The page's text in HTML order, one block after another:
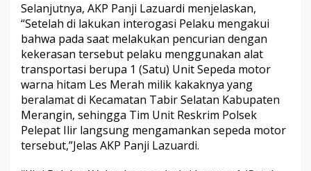
Selanjutnya, AKP Panji Lazuardi menjelaskan,
“Setelah di lakukan interogasi Pelaku mengakui
bahwa pada saat melakukan pencurian dengan
kekerasan tersebut pelaku menggunakan alat
transportasi berupa 1 (Satu) Unit Sepeda motor
warna hitam Les Merah milik kakaknya yang
beralamat di Kecamatan Tabir Selatan Kabupaten
Merangin, sehingga Tim Unit Reskrim Polsek
Pelepat Ilir langsung mengamankan sepeda motor
tersebut,”Jelas AKP Panji Lazuardi.